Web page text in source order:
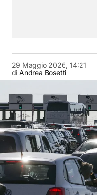
di Andrea Bosetti
29 Maggio 2026, 14:21